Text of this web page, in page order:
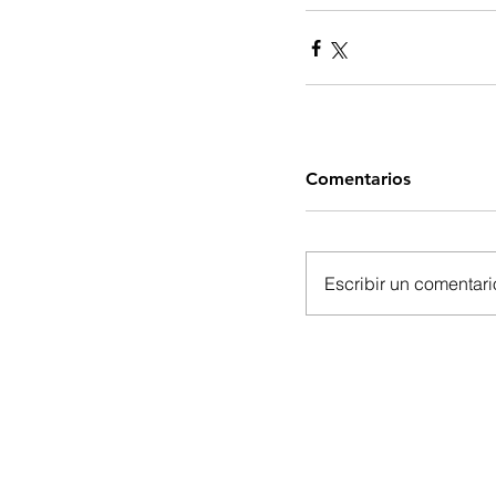
Comentarios
Escribir un